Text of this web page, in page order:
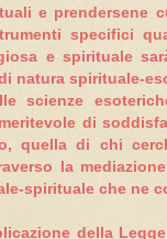
e prendersene
specifici
e spirituale
natura spirituale-
scienze
di
quella di chi
la
spirituale che ne
della